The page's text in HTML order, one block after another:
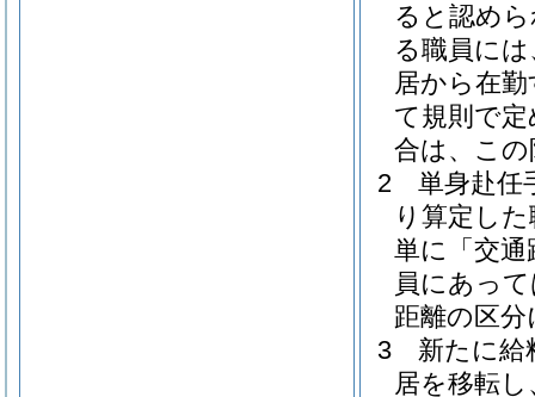
ると認め
る職員に
居から在
て規則で
合は、こ
2
単身赴任
り算定し
単に「交
員にあっ
距離の区
3
新たに給
居を移転